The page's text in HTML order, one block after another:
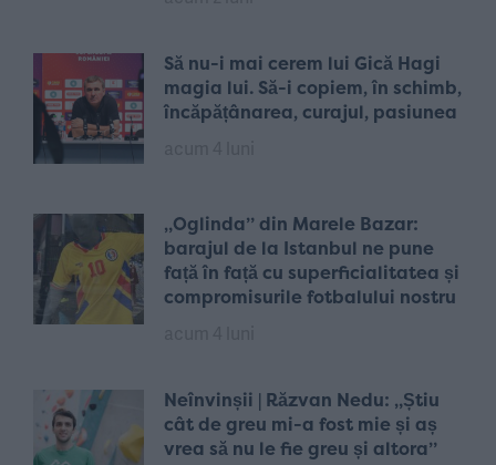
Să nu-i mai cerem lui Gică Hagi
magia lui. Să-i copiem, în schimb,
încăpățânarea, curajul, pasiunea
„Oglinda” din Marele Bazar:
barajul de la Istanbul ne pune
față în față cu superficialitatea și
compromisurile fotbalului nostru
Neînvinșii | Răzvan Nedu: „Știu
cât de greu mi-a fost mie și aș
vrea să nu le fie greu și altora”